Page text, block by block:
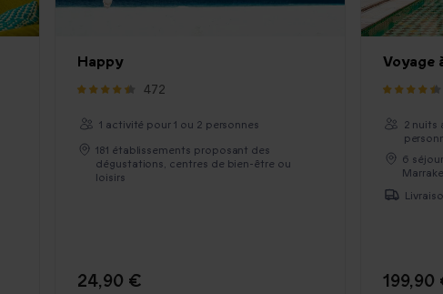
Happy
472
1 activité pour 1 ou 2 personnes
181 établissements proposant des
dégustations, centres de bien-être ou
loisirs
24,90 €
Voyage
2 nuits
6
199,90